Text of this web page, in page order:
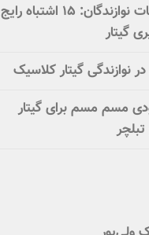
راهنمای نجات نوازندگان: ۱۵ اشتباه رایج
گیتار
نوازندگی گیتار کلاسیک
مسم مسم برای گیتار